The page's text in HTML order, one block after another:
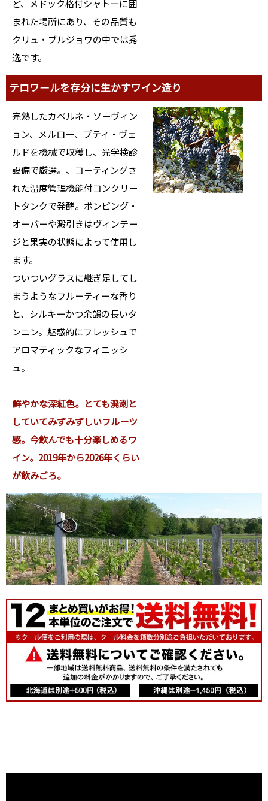
ど、メドック格付シャトーに囲
まれた場所にあり、その品質も
クリュ・ブルジョワの中では秀
逸です。
テロワールを存分に生かすワイン造り
完熟したカベルネ・ソーヴィン
ョン、メルロー、プティ・ヴェ
ルドを機械で収穫し、光学検診
設備で厳選。、コーティングさ
れた温度管理機能付コンクリー
トタンクで発酵。ポンピング・
オーバーや澱引きはヴィンテー
ジと果実の状態によって使用し
ます。
ついついグラスに継ぎ足してし
まうようなフルーティーな香り
と、シルキーかつ余韻の長いタ
ンニン。魅惑的にフレッシュで
アロマティックなフィニッシ
ュ。
鮮やかな深紅色。とても溌溂と
していてみずみずしいフルーツ
感。今飲んでも十分楽しめるワ
イン。2019年から2026年くらい
が飲みごろ。